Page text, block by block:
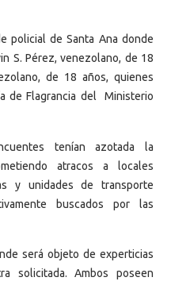
policial de Santa Ana donde
S. Pérez, venezolano, de 18
de 18 años, quienes
de Flagrancia del Ministerio
tenían azotada la
atracos a locales
y unidades de transporte
buscados por las
será objeto de experticias
solicitada. Ambos poseen